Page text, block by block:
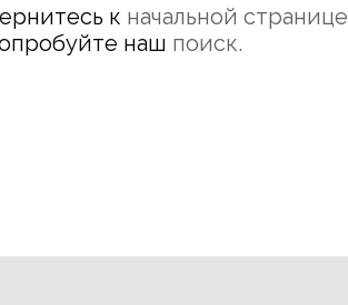
к начальной странице
наш поиск.